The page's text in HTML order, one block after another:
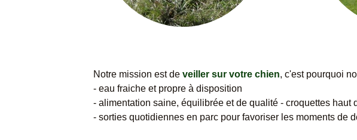
Notre mission est de veiller sur votre chien, c'est pourquoi
- eau fraiche et propre à disposition
- alimentation saine, équilibrée et de qualité - croquettes haut
- sorties quotidiennes en parc pour favoriser les moments de